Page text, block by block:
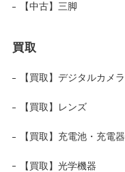
【中古】三脚
買取
【買取】デジタルカメラ
【買取】レンズ
【買取】充電池・充電器
【買取】光学機器